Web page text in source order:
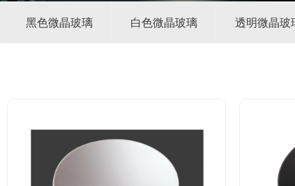
黑色微晶玻璃 白色微晶玻璃 透明微晶玻